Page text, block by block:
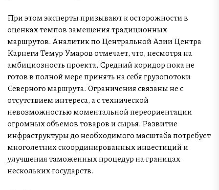
При этом эксперты призывают к осторожности в
оценках темпов замещения традиционных
маршрутов. Аналитик по Центральной Азии Центра
Карнеги Темур Умаров отмечает, что, несмотря на
амбициозность проекта, Средний коридор пока не
готов в полной мере принять на себя грузопотоки
Северного маршрута. Ограничения связаны не с
отсутствием интереса, а с технической
невозможностью моментальной переориентации
огромных объемов товаров и сырья. Развитие
инфраструктуры до необходимого масштаба потребует
многолетних скоординированных инвестиций и
улучшения таможенных процедур на границах
нескольких государств.